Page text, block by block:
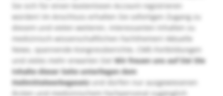
Sie sich für einen kostenlosen Account registrieren
würden! Im Anschluss erhalten Sie sofortigen Zugang zu
diesem und vielen weiteren, interessanten Inhalten zu
medizinisch-wissenschaftlichen Fachthemen! Aktuelle
News, spannende Kongressberichte, CME-Fortbildungen
und vieles mehr erwarten Sie!Wir freuen uns auf Sie! Die
Inhalte dieser Seite unterliegen dem
Heilmittelwerbegesetzund dürfen nur ausgewiesenen
Ärzten und medizinischem Fachpersonal zugänglich